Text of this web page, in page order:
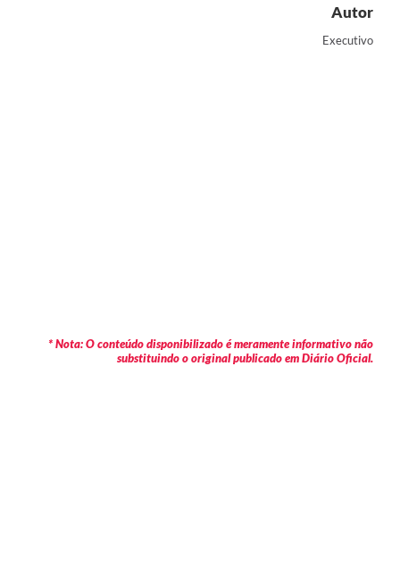
Autor
Executivo
* Nota: O conteúdo disponibilizado é meramente informativo não
substituindo o original publicado em Diário Oficial.